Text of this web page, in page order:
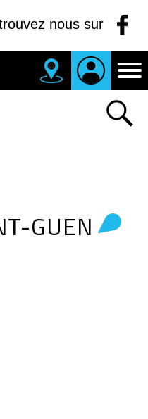
nous sur
GUEN